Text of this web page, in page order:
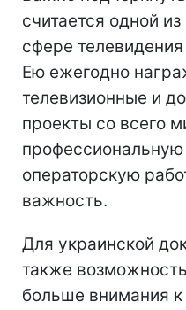
считается одной
сфере
Ею ежегодно
телевизионные и
проекты со всего
операторскую
важность.
Для украинской
также
больше внимания